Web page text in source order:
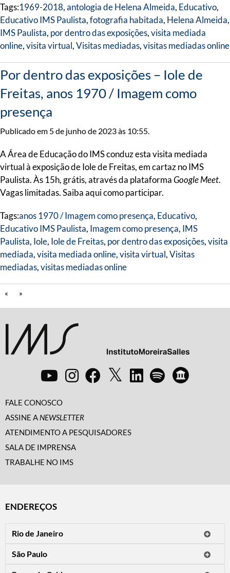
Tags:1969-2018,antologia de Helena Almeida, Educativo,
Educativo IMS Paulista,fotografia habitada, Helena Almeida,
IMS Paulista, por dentro das exposições,visita mediada
online,visita virtual,Visitas mediadas,visitas mediadas online
Por dentro das exposições – Iole de
Freitas, anos 1970 / Imagem como
presença
Publicado em 5 de junho de 2023 às 10:55.
A Área de Educação do IMS conduz esta visita mediada
virtual à exposição de Iole de Freitas, em cartaz no IMS
Paulista. Às 15h, grátis, através da plataformaGoogle Meet.
Vagas limitadas. Saiba aqui como participar.
Tags:anos 1970 / Imagem como presença, Educativo,
Educativo IMS Paulista, Imagem como presença, IMS
Paulista, Iole, Iole de Freitas, por dentro das exposições,visita
mediada,visita mediada online,visita virtual,Visitas
mediadas,visitas mediadas online
« »
FALE CONOSCO
ASSINE A NEWSLETTER
ATENDIMENTO A PESQUISADORES
SALA DE IMPRENSA
TRABALHE NO IMS
ENDEREÇOS
Rio de Janeiro
Horário de visitação: a programação do IMS no Rio de Janeiro será
apresentada em instituições culturais parceiras.
São Paulo